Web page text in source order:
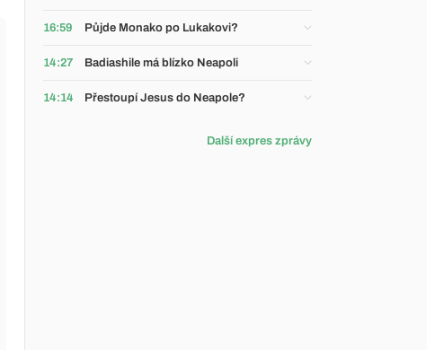
16:59 Půjde Monako po Lukakovi?
14:27 Badiashile má blízko Neapoli
14:14 Přestoupí Jesus do Neapole?
Další expres zprávy